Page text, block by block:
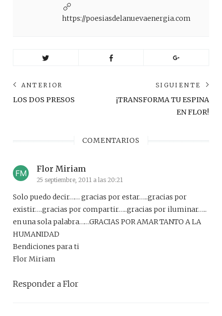
https://poesiasdelanuevaenergia.com
Navegación
de
ANTERIOR
Anterior
LOS DOS PRESOS
SIGUIENTE
¡TRANSFORMA TU ESPINA
EN FLOR!
COMENTARIOS
Flor Miriam
25 septiembre, 2011 a las 20:21
Solo puedo decir…… gracias por estar…..gracias por
existir….gracias por compartir…..gracias por iluminar…..
en una sola palabra……GRACIAS POR AMAR TANTO A LA
HUMANIDAD
Bendiciones para ti
Flor Miriam
Responder a Flor